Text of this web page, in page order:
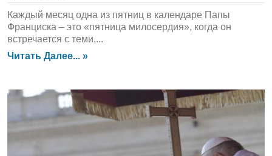
Каждый месяц одна из пятниц в календаре Папы
Франциска – это «пятница милосердия», когда он
встречается с теми,...
Читать Далее... »
ЛЕНТА НОВОСТЕЙ